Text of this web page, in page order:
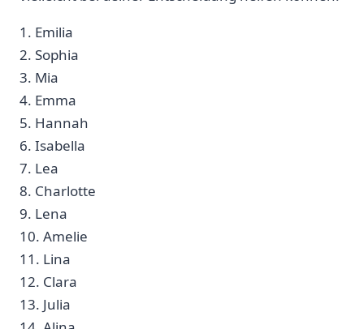
1. Emilia
2. Sophia
3. Mia⁤
4. Emma
5. Hannah
6. Isabella
7. Lea
8. Charlotte
9. Lena
10. Amelie ⁤
11. Lina
12. Clara
13. ‍Julia